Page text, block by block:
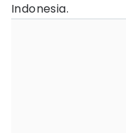
Indonesia.